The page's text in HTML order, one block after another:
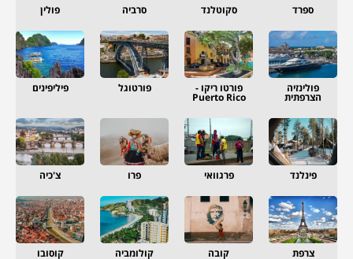
ספרד סקוטלנד סרביה פולין
פולינזיה
הצרפתית
פורטו ריקו -
Puerto Rico
פורטוגל פיליפינים
פינלנד פרגוואי פרו צ'כיה
צרפת קובה קולומביה קוסובו